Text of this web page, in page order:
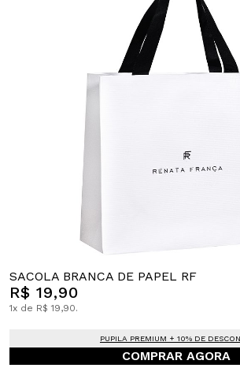
SACOLA BRANCA DE PAPEL RF
R$ 19,90
1x de R$ 19,90.
PUPILA PREMIUM + 10% DE
COMPRAR AGORA